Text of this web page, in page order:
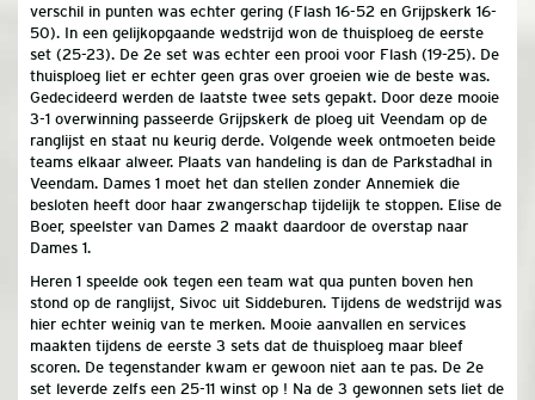
verschil in punten was echter gering (Flash 16-52 en Grijpskerk 16-
50). In een gelijkopgaande wedstrijd won de thuisploeg de eerste
set (25-23). De 2e set was echter een prooi voor Flash (19-25). De
thuisploeg liet er echter geen gras over groeien wie de beste was.
Gedecideerd werden de laatste twee sets gepakt. Door deze mooie
3-1 overwinning passeerde Grijpskerk de ploeg uit Veendam op de
ranglijst en staat nu keurig derde. Volgende week ontmoeten beide
teams elkaar alweer. Plaats van handeling is dan de Parkstadhal in
Veendam. Dames 1 moet het dan stellen zonder Annemiek die
besloten heeft door haar zwangerschap tijdelijk te stoppen. Elise de
Boer, speelster van Dames 2 maakt daardoor de overstap naar
Dames 1.
Heren 1 speelde ook tegen een team wat qua punten boven hen
stond op de ranglijst, Sivoc uit Siddeburen. Tijdens de wedstrijd was
hier echter weinig van te merken. Mooie aanvallen en services
maakten tijdens de eerste 3 sets dat de thuisploeg maar bleef
scoren. De tegenstander kwam er gewoon niet aan te pas. De 2e
set leverde zelfs een 25-11 winst op ! Na de 3 gewonnen sets liet de